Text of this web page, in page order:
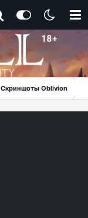
Скриншоты Oblivion